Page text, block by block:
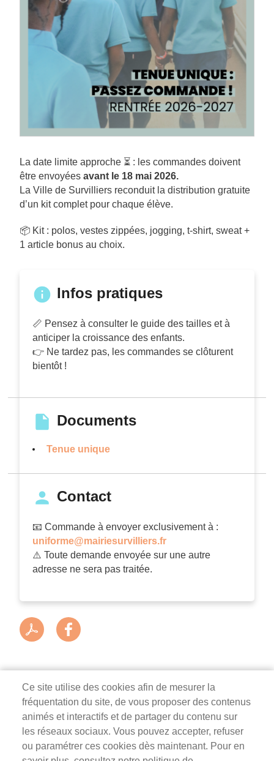
La date limite approche ⏳ : les commandes doivent
être envoyéesavant le 18 mai 2026.
La Ville de Survilliers reconduit la distribution gratuite
d’un kit complet pour chaque élève.
📦 Kit : polos, vestes zippées, jogging, t-shirt, sweat +
1 article bonus au choix.
Infos pratiques
📏 Pensez à consulter le guide des tailles et à
anticiper la croissance des enfants.
👉 Ne tardez pas, les commandes se clôturent
bientôt !
Documents
Tenue unique
Contact
📧 Commande à envoyer exclusivement à :
uniforme@mairiesurvilliers.fr
⚠️ Toute demande envoyée sur une autre
adresse ne sera pas traitée.
Ce site utilise des cookies afin de mesurer la
fréquentation du site, de vous proposer des contenus
animés et interactifs et de partager du contenu sur
les réseaux sociaux. Vous pouvez accepter, refuser
ou paramétrer ces cookies dès maintenant. Pour en
Mairie de Survilliers
3 rue de la Liberté
95470 Survilliers